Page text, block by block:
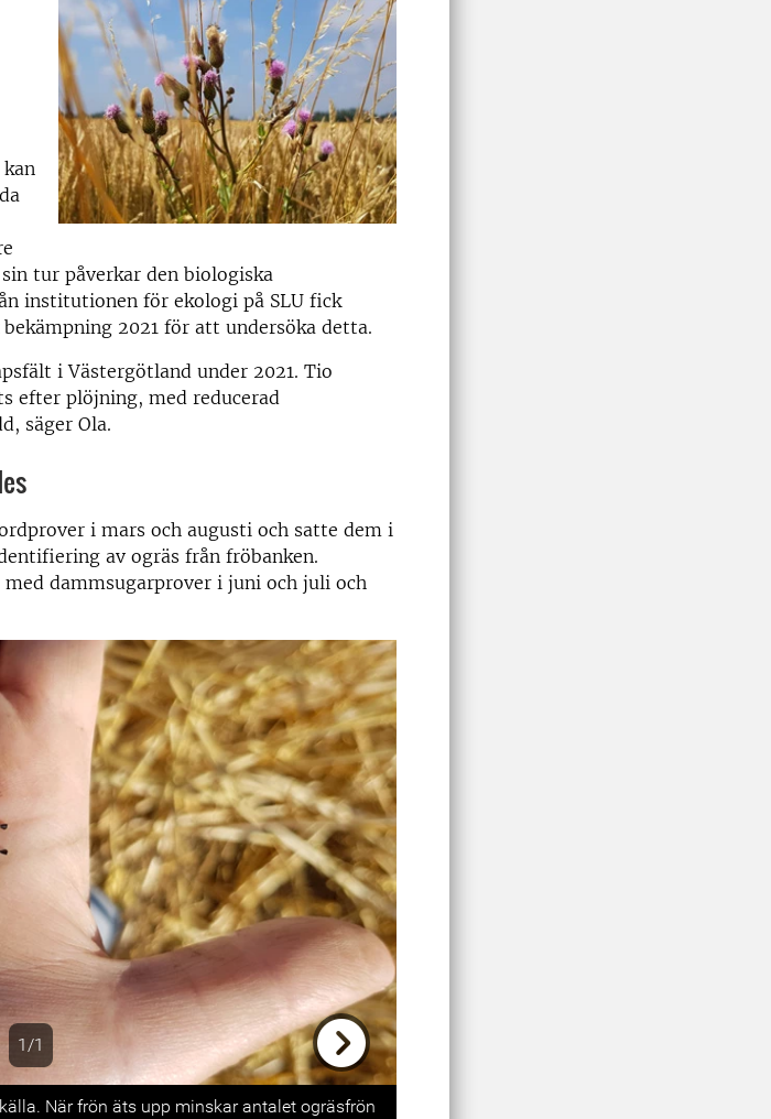
tur påverkar den biologiska
institutionen för ekologi på SLU fick
2021 för att undersöka detta.
i Västergötland under 2021. Tio
efter plöjning, med reducerad
säger Ola.
i mars och augusti och satte dem i
av ogräs från fröbanken.
dammsugarprover i juni och juli och
1/1
Next
När frön äts upp minskar antalet ogräsfrön